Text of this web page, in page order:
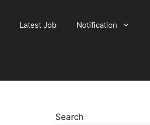
Latest Job Notification
Search